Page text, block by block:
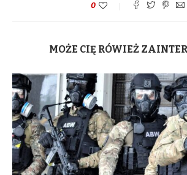
0
MOŻE CIĘ RÓWIEŻ